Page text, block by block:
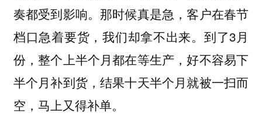
奏都受到影响。那时候真是急，客户在春节
档口急着要货，我们却拿不出来。到了3月
份，整个上半个月都在等生产，好不容易下
半个月补到货，结果十天半个月就被一扫而
空，马上又得补单。